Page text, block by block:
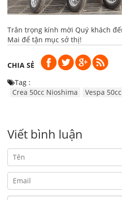
Trân trọng kính mời Quý khách
Mai để tận mục sở thị!
CHIA SẺ
Tag :
Crea 50cc Nioshima
Vespa
Viết bình luận